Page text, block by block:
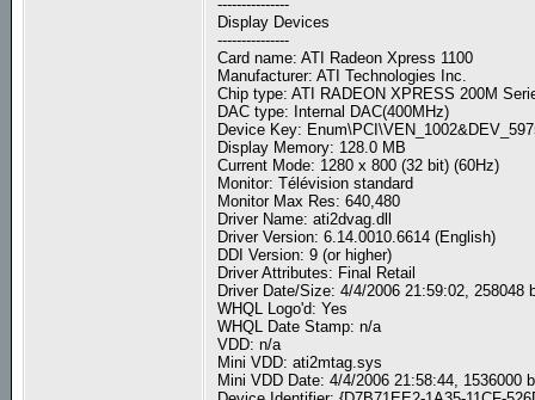
---------------
Display Devices
---------------
Card name: ATI Radeon Xpress 1100
Manufacturer: ATI Technologies Inc.
Chip type: ATI RADEON XPRESS 200M
DAC type: Internal DAC(400MHz)
Device Key:
Display Memory: 128.0 MB
Current Mode: 1280 x 800 (32 bit) (60Hz)
Monitor: Télévision standard
Monitor Max Res: 640,480
Driver Name: ati2dvag.dll
Driver Version: 6.14.0010.6614 (English)
DDI Version: 9 (or higher)
Driver Attributes: Final Retail
Driver Date/Size: 4/4/2006 21:59:02, 258048
WHQL Logo'd: Yes
WHQL Date Stamp: n/a
VDD: n/a
Mini VDD: ati2mtag.sys
Mini VDD Date: 4/4/2006 21:58:44, 1536000